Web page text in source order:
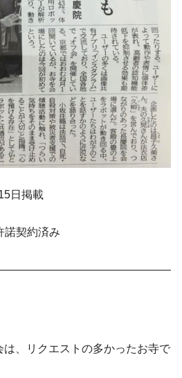
日掲載
諾契約済み
、リクエストの多かったお寺で